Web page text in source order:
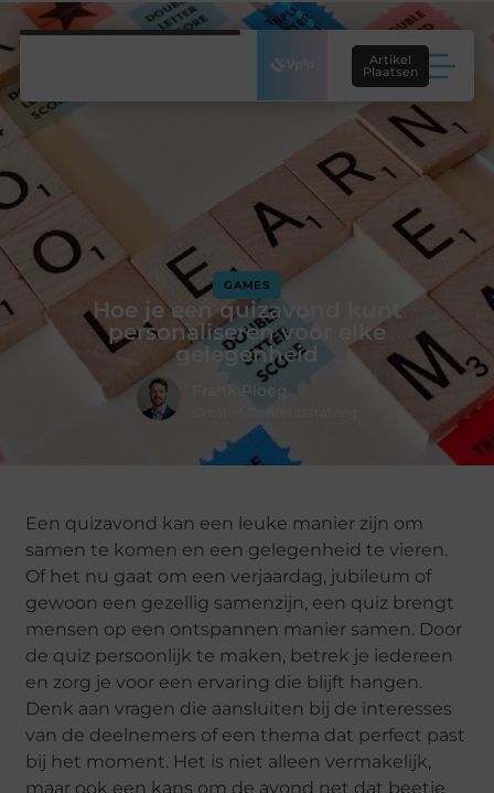
Artikel
Plaatsen
GAMES
Hoe je een quizavond kunt
personaliseren voor elke
gelegenheid
Frank Ploeg
Een quizavond kan een leuke manier zijn om
samen te komen en een gelegenheid te vieren.
Of het nu gaat om een verjaardag, jubileum of
gewoon een gezellig samenzijn, een quiz brengt
mensen op een ontspannen manier samen. Door
de quiz persoonlijk te maken, betrek je iedereen
en zorg je voor een ervaring die blijft hangen.
Denk aan vragen die aansluiten bij de interesses
van de deelnemers of een thema dat perfect past
bij het moment. Het is niet alleen vermakelijk,
maar ook een kans om de avond net dat beetje